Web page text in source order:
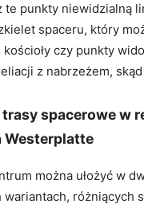
te punkty niewidzialną
spaceru, który
czy punkty
z nabrzeżem, skąd
spacerowe w
Westerplatte
można ułożyć w
wariantach, różniących